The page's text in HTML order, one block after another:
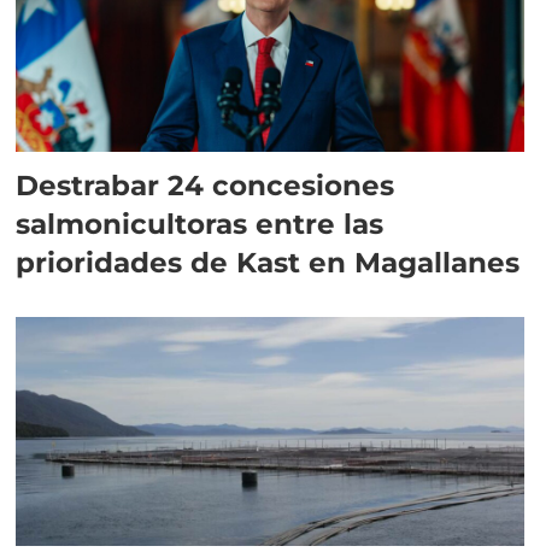
Destrabar 24 concesiones
salmonicultoras entre las
prioridades de Kast en Magallanes